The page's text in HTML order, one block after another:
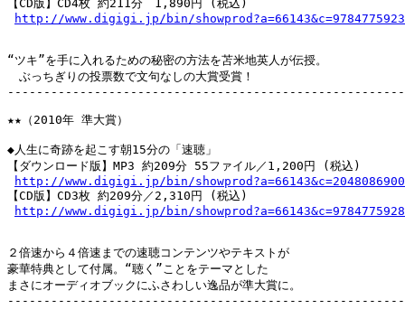
【CD版】CD4枚 約211分　1,890円 (税込)
http://www.digigi.jp/bin/
“ツキ”を手に入れるための秘密の方法を苫米地英人が伝授。
ぶっちぎりの投票数で文句なしの大賞受賞！
★★（2010年 準大賞）
◆人生に奇跡を起こす朝15分の「速聴」
【ダウンロード版】MP3 約209分 55ファイル／1,200円 (税込)
http://www.digigi.jp/bin/
【CD版】CD3枚 約209分／2,310円 (税込)
http://www.digigi.jp/bin/
２倍速から４倍速までの速聴コンテンツやテキストが
豪華特典として付属。“聴く”ことをテーマとした
まさにオーディオブックにふさわしい逸品が準大賞に。